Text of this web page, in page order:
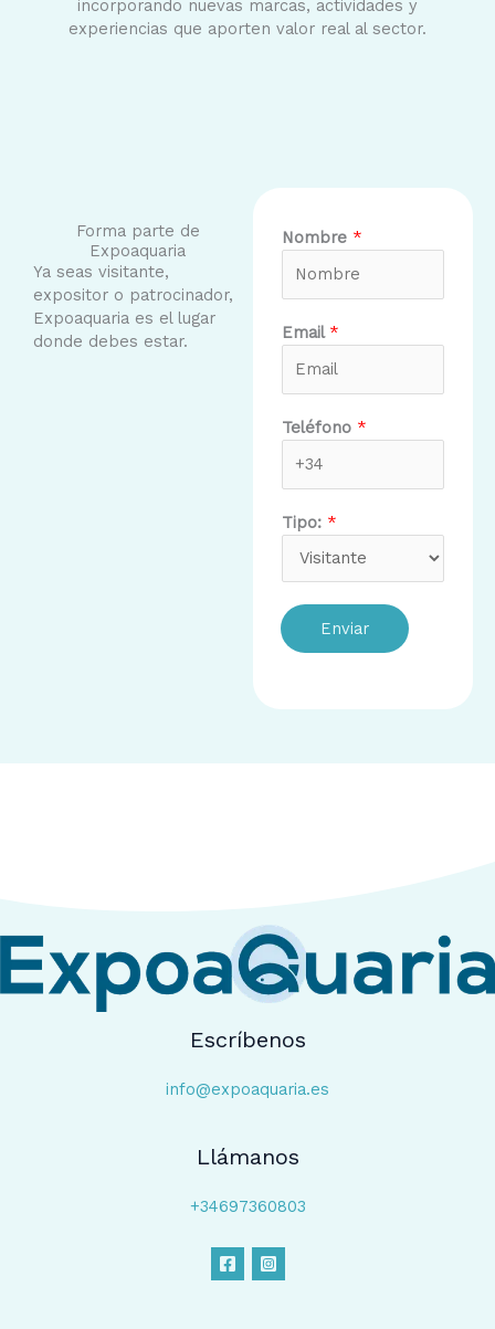
incorporando nuevas marcas, actividades y
experiencias que aporten valor real al sector.
Forma parte de
Expoaquaria
Ya seas visitante,
expositor o patrocinador,
Expoaquaria es el lugar
donde debes estar.
Nombre *
Email *
Teléfono *
Tipo: *
Enviar
Escríbenos
info@expoaquaria.es
Llámanos
+34697360803